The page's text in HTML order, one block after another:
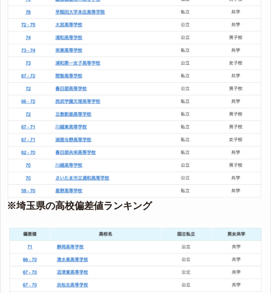
※埼玉県の高校偏差値ランキング